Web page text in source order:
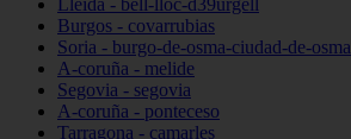
Lleida - bell-lloc-d39urgell
Burgos - covarrubias
Soria - burgo-de-osma-ciudad-de-osma
A-coruña - melide
Segovia - segovia
A-coruña - ponteceso
Tarragona - camarles